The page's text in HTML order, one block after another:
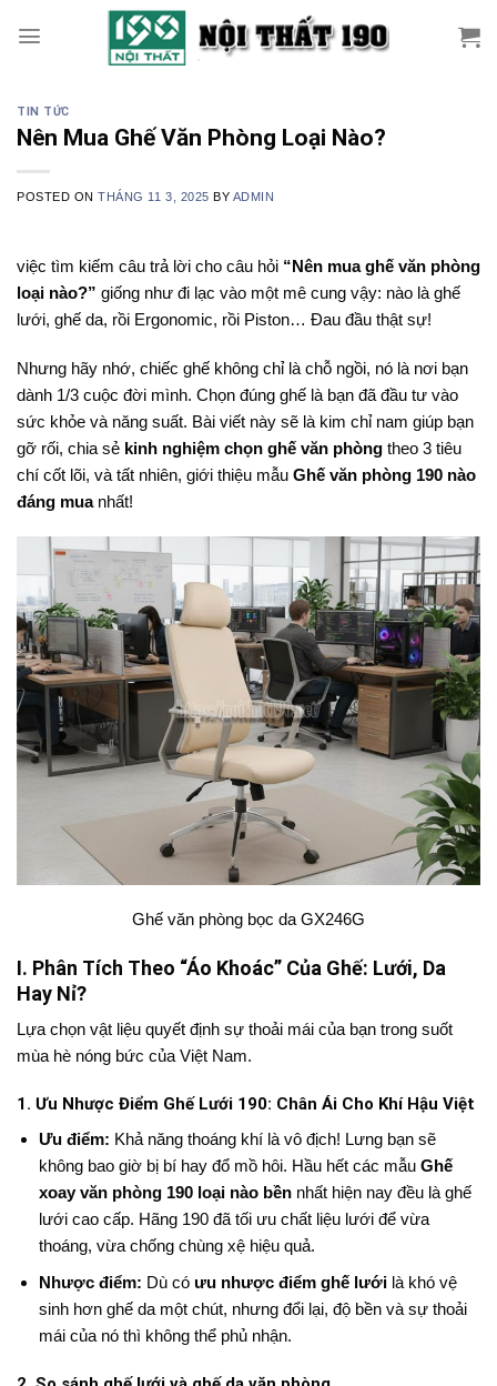
TIN TỨC
Nên Mua Ghế Văn Phòng Loại Nào?
POSTED ONTHÁNG 11 3, 2025 BY ADMIN
việc tìm kiếm câu trả lời cho câu hỏi “Nên mua ghế văn phòng
loại nào?” giống như đi lạc vào một mê cung vậy: nào là ghế
lưới, ghế da, rồi Ergonomic, rồi Piston… Đau đầu thật sự!
Nhưng hãy nhớ, chiếc ghế không chỉ là chỗ ngồi, nó là nơi bạn
dành 1/3 cuộc đời mình. Chọn đúng ghế là bạn đã đầu tư vào
sức khỏe và năng suất. Bài viết này sẽ là kim chỉ nam giúp bạn
gỡ rối, chia sẻ kinh nghiệm chọn ghế văn phòng theo 3 tiêu
chí cốt lõi, và tất nhiên, giới thiệu mẫu Ghế văn phòng 190 nào
đáng muanhất!
Ghế văn phòng bọc da GX246G
I. Phân Tích Theo “Áo Khoác” Của Ghế: Lưới, Da
Hay Nỉ?
Lựa chọn vật liệu quyết định sự thoải mái của bạn trong suốt
mùa hè nóng bức của Việt Nam.
1. Ưu Nhược Điểm Ghế Lưới 190: Chân Ái Cho Khí Hậu Việt
Ưu điểm: Khả năng thoáng khí là vô địch! Lưng bạn sẽ
không bao giờ bị bí hay đổ mồ hôi. Hầu hết các mẫu Ghế
xoay văn phòng 190 loại nào bềnnhất hiện nay đều là ghế
lưới cao cấp. Hãng 190 đã tối ưu chất liệu lưới để vừa
thoáng, vừa chống chùng xệ hiệu quả.
Nhược điểm: Dù có ưu nhược điểm ghế lướilà khó vệ
sinh hơn ghế da một chút, nhưng đổi lại, độ bền và sự thoải
mái của nó thì không thể phủ nhận.